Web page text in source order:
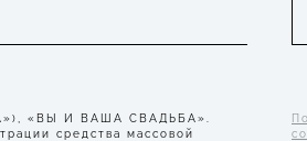
«ВЫ И ВАША СВАДЬБА».
средства массовой